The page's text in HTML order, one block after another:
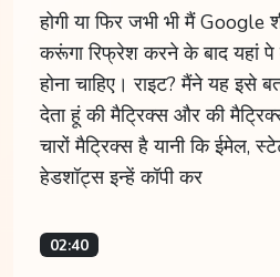
होगी या फिर जभी भी मैं
करूंगा रिफ्रेश करने के बाद यहां पे
होना चाहिए। राइट? मैंने यह इसे
देता हूं की मैट्रिक्स और की
चारों मैट्रिक्स है यानी कि ईमेल,
हेडशॉट्स इन्हें कॉपी कर
02:40